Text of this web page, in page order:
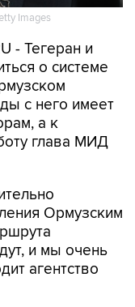
- Тегеран и
с него имеет
а к
глава МИД
и мы очень
агентство
зависит от